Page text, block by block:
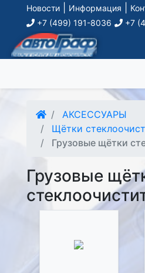
Новости Информация
+7 (499) 191-8036
+7
АКСЕССУАРЫ
Щётки
Грузовые щётки
Грузовые